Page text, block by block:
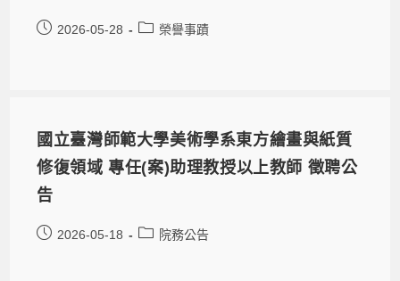
2026-05-28 榮譽事蹟
國立臺灣師範大學美術學系東方繪畫與紙質
修復領域 專任(案)助理教授以上教師 徵聘公
告
2026-05-18 院務公告